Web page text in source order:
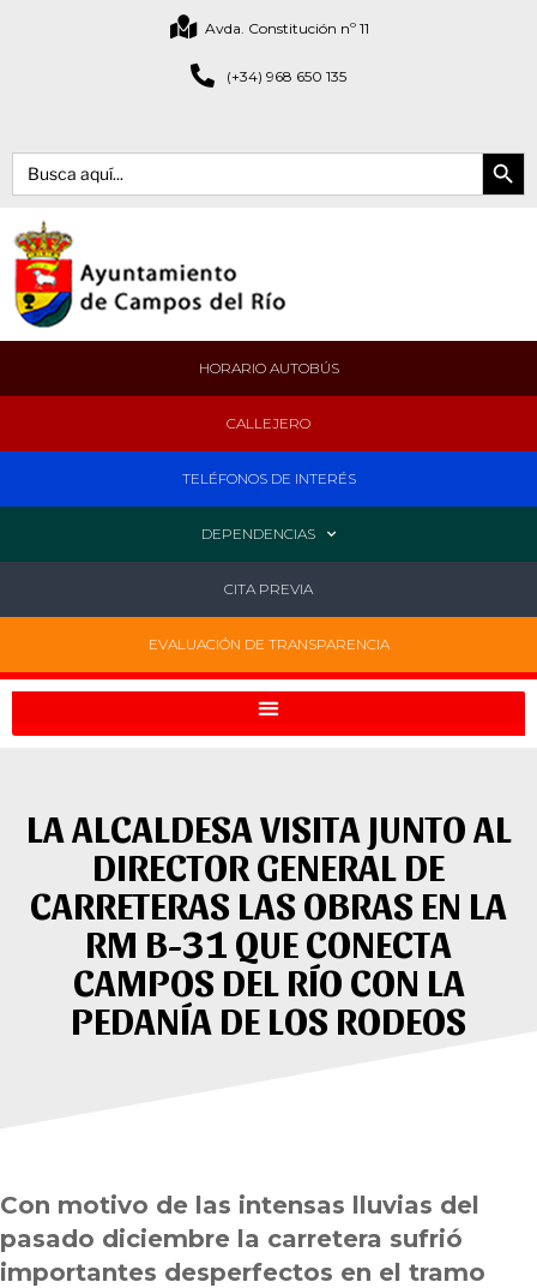
Avda. Constitución nº 11
(+34) 968 650 135
Buscar: Botón de
HORARIO AUTOBÚS
CALLEJERO
TELÉFONOS DE INTERÉS
DEPENDENCIAS
CITA PREVIA
EVALUACIÓN DE TRANSPARENCIA
LA ALCALDESA VISITA JUNTO AL
DIRECTOR GENERAL DE
CARRETERAS LAS OBRAS EN LA
RM B-31 QUE CONECTA
CAMPOS DEL RÍO CON LA
PEDANÍA DE LOS RODEOS
Con motivo de las intensas lluvias del
pasado diciembre la carretera sufrió
importantes desperfectos en el tramo